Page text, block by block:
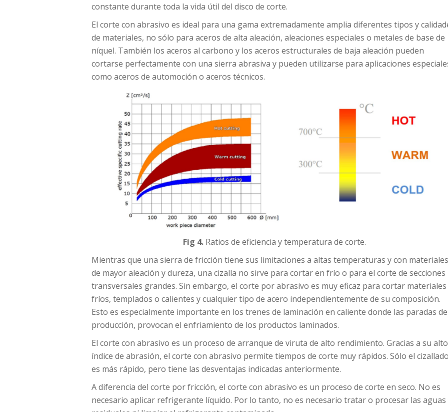
constante durante toda la vida útil del disco de corte.
El corte con abrasivo es ideal para una gama extremadamente amplia diferentes tipos y
de materiales, no sólo para aceros de alta aleación, aleaciones especiales o metales de base de
níquel. También los aceros al carbono y los aceros estructurales de baja aleación pueden
cortarse perfectamente con una sierra abrasiva y pueden utilizarse para aplicaciones
como aceros de automoción o aceros técnicos.
Fig 4.Ratios de eficiencia y temperatura de corte.
Mientras que una sierra de fricción tiene sus limitaciones a altas temperaturas y con materiales
de mayor aleación y dureza, una cizalla no sirve para cortar en frío o para el corte de secciones
transversales grandes. Sin embargo, el corte por abrasivo es muy eficaz para cortar materiales
fríos, templados o calientes y cualquier tipo de acero independientemente de su composición.
Esto es especialmente importante en los trenes de laminación en caliente donde las paradas de
producción, provocan el enfriamiento de los productos laminados.
El corte con abrasivo es un proceso de arranque de viruta de alto rendimiento. Gracias a su alto
índice de abrasión, el corte con abrasivo permite tiempos de corte muy rápidos. Sólo el
es más rápido, pero tiene las desventajas indicadas anteriormente.
A diferencia del corte por fricción, el corte con abrasivo es un proceso de corte en seco. No es
necesario aplicar refrigerante líquido. Por lo tanto, no es necesario tratar o procesar las aguas